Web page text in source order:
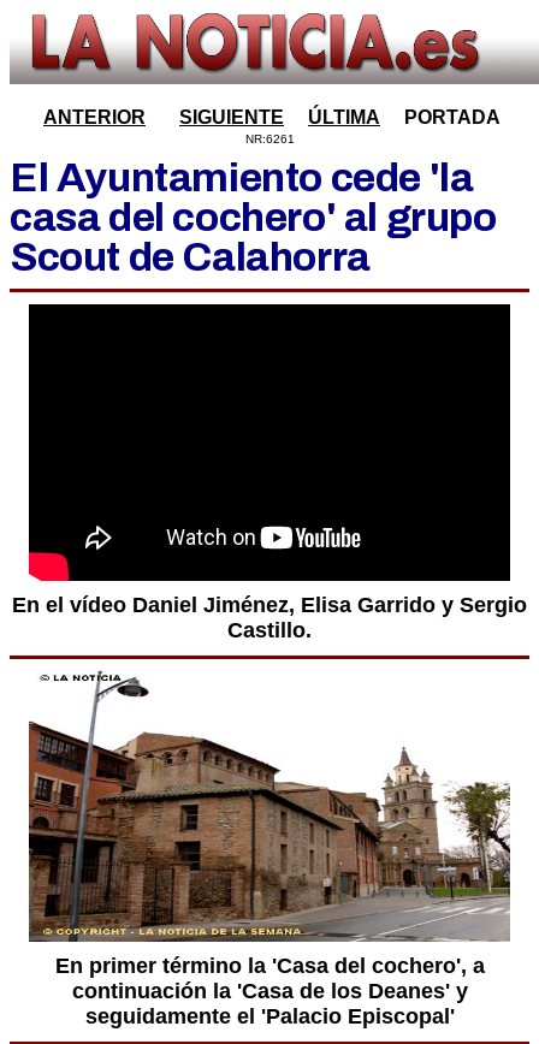
ANTERIOR SIGUIENTE ÚLTIMA PORTADA
NR:6261
El Ayuntamiento cede 'la
casa del cochero' al grupo
Scout de Calahorra
En el vídeo Daniel Jiménez, Elisa Garrido y Sergio
Castillo.
En primer término la 'Casa del cochero', a
continuación la 'Casa de los Deanes' y
seguidamente el 'Palacio Episcopal'